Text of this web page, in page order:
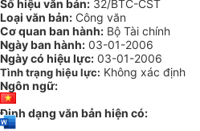
Số hiệu văn bản: 32/BTC-CST
Loại văn bản: Công văn
Cơ quan ban hành: Bộ Tài chính
Ngày ban hành: 03-01-2006
Ngày có hiệu lực: 03-01-2006
Tình trạng hiệu lực: Không xác định
Ngôn ngữ:
Định dạng văn bản hiện có: